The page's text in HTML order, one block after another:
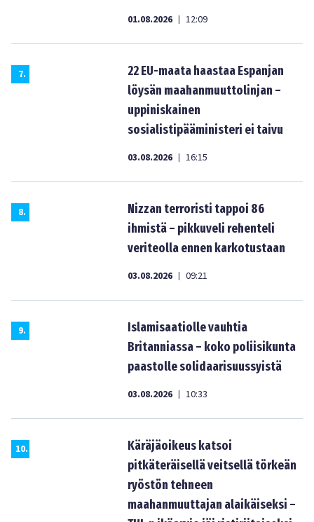
01.08.2026 | 12:09
7.
22 EU-maata haastaa Espanjan
löysän maahanmuuttolinjan –
uppiniskainen
sosialistipääministeri ei taivu
03.08.2026 | 16:15
8.
Nizzan terroristi tappoi 86
ihmistä – pikkuveli rehenteli
veriteolla ennen karkotustaan
03.08.2026 | 09:21
9.
Islamisaatiolle vauhtia
Britanniassa – koko poliisikunta
paastolle solidaarisuussyistä
03.08.2026 | 10:33
10.
Käräjäoikeus katsoi
pitkäteräisellä veitsellä törkeän
ryöstön tehneen
maahanmuuttajan alaikäiseksi –